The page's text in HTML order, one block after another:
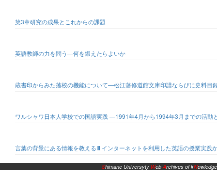
第3章研究の成果とこれからの課題
英語教師の力を問う―何を鍛えたらよいか
蔵書印からみた藩校の機能について―松江藩修道館文庫印譜ならびに史料目
ワルシャワ日本人学校での国語実践 ―1991年4月から1994年3月までの活動
言葉の背景にある情報を教えるⅢ インターネットを利用した英語の授業実践
Shimane Universyty WebArchives of kNowledge